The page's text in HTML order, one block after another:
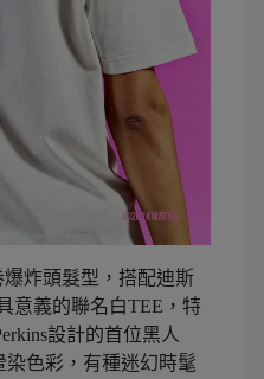
炸頭髮型，搭配迪斯
意義的聯名白TEE，特
設計的首位黑人
染色彩，有種迷幻時髦